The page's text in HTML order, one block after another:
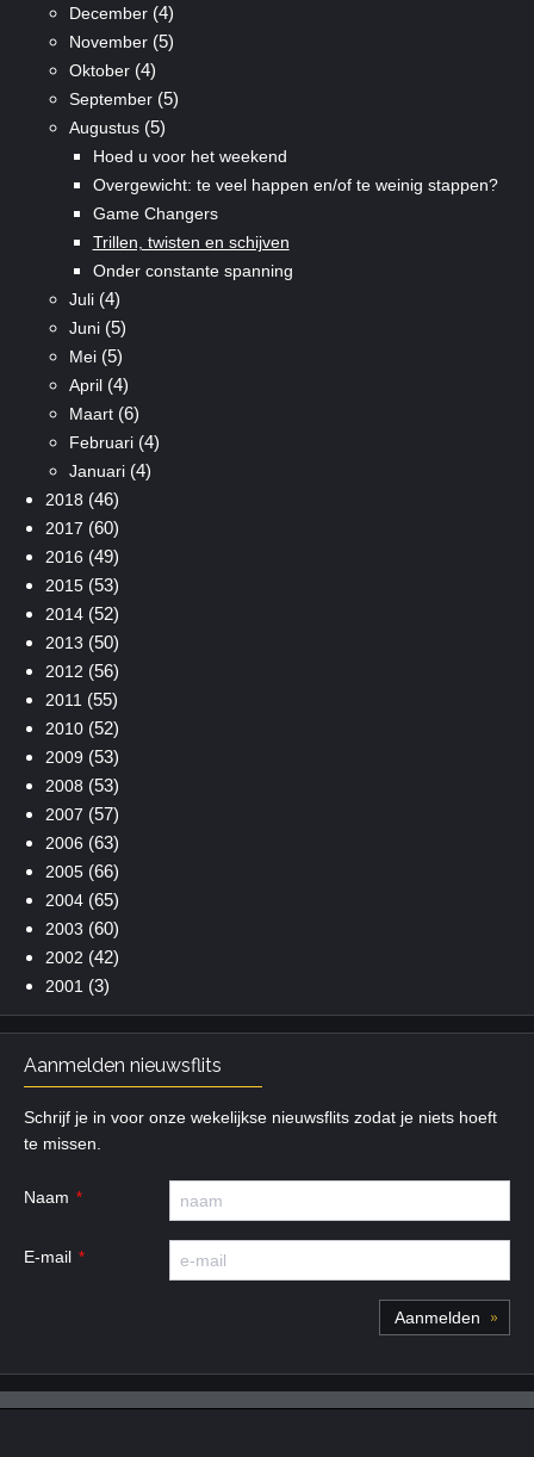
December(4)
November(5)
Oktober(4)
September(5)
Augustus(5)
Hoed u voor het weekend
Overgewicht: te veel happen en/of te weinig stappen?
Game Changers
Trillen, twisten en schijven
Onder constante spanning
Juli(4)
Juni(5)
Mei(5)
April(4)
Maart(6)
Februari(4)
Januari(4)
2018 (46)
2017 (60)
2016 (49)
2015(53)
2014(52)
2013 (50)
2012 (56)
2011 (55)
2010(52)
2009 (53)
2008 (53)
2007 (57)
2006 (63)
2005(66)
2004(65)
2003 (60)
2002 (42)
2001 (3)
Aanmelden nieuwsflits
Schrijf je in voor onze wekelijkse nieuwsflits zodat je niets hoeft
te missen.
Naam
E-mail